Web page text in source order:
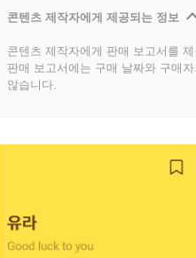
콘텐츠 제작자에게 제공되는 정보
콘텐츠 제작자에게 판매 보고서를
판매 보고서에는 구매 날짜와 구매
않습니다.